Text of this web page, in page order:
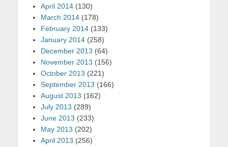
April 2014 (130)
March 2014 (178)
February 2014 (133)
January 2014 (258)
December 2013 (64)
November 2013 (156)
October 2013 (221)
September 2013 (166)
August 2013 (162)
July 2013 (289)
June 2013 (233)
May 2013 (202)
April 2013 (256)